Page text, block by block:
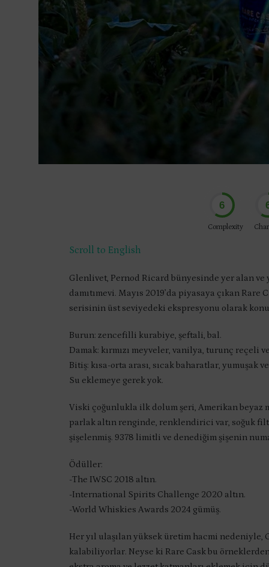
6
Complexity
Scroll to English
Glenlivet, Pernod Ricard bünyesinde yer alan ve
damıtımevi. Mayıs 2019’da piyasaya çıkan
serisinin üst seviyedeki ekspresyonu olarak
Burun: zencefilli kurabiye, şeftali, bal.
Damak: kırmızı meyveler, vanilya, turunç reçeli
Bitiş: kısa-orta arası, sıcak baharatlar, yumuşak
Su eklemeye gerek yok.
Viski çoğunlukla ilk dolum şeri, Amerikan beyaz
parlak altın renginde, renklendirici var, soğuk
şişelenmiş. 9378 limitli ve denediğim şişenin
Ödüller:
-The IWSC 2018 altın.
-International Spirits Challenge 2020 altın.
-World Whiskies Awards 2024 gümüş.
Her yıl ulaşılan yüksek üretim hacmi
kalabiliyorlar. Neyse ki Rare Cask bu